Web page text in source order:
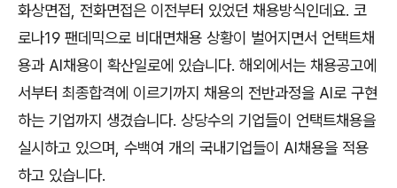
화상면접 전화면접은 이전부터 있었던 채용방식인데요. 코
로나19 팬데믹으로 비대면채용 상황이 벌어지면서 언택트채
용과 AI채용이 확산일로에 있습니다. 해외에서는 채용공고에
서부터 최종합격에 이르기까지 채용의 전반과정을 AI로 구현
하는 기업까지 생겼습니다. 상당수의 기업들이 언택트채용을
실시하고 있으며 수백여 개의 국내기업들이 AI채용을 적용
하고 있습니다.